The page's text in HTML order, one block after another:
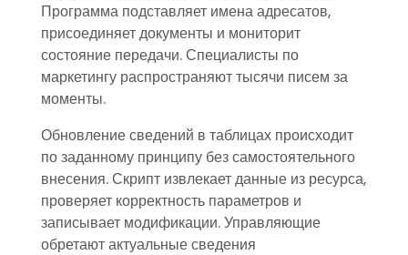
Программа подставляет имена адресатов,
присоединяет документы и мониторит
состояние передачи. Специалисты по
маркетингу распространяют тысячи писем за
моменты.
Обновление сведений в таблицах происходит
по заданному принципу без самостоятельного
внесения. Скрипт извлекает данные из ресурса,
проверяет корректность параметров и
записывает модификации. Управляющие
обретают актуальные сведения